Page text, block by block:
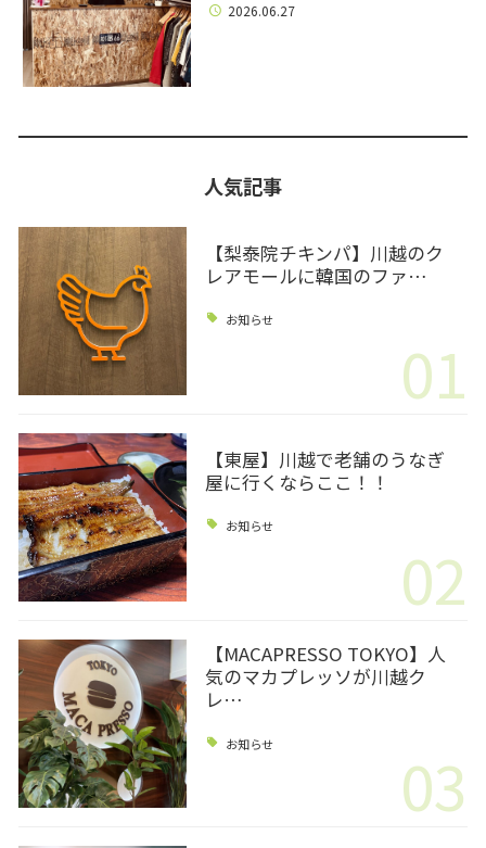
2026.06.27
人気記事
【梨泰院チキンパ】川越のク
レアモールに韓国のファ…
お知らせ
01
【東屋】川越で老舗のうなぎ
屋に行くならここ！！
お知らせ
02
【MACAPRESSO TOKYO】人
気のマカプレッソが川越ク
レ…
お知らせ 03